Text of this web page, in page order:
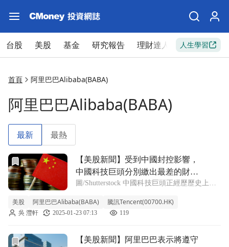
台股 美股 基金 研究報告 理財達人 新手入門
人生學習
首頁 阿里巴巴Alibaba(BABA)
阿里巴巴Alibaba(BABA)
最新 最熱
前往【美股新聞】受到中國封控影響，中國科技巨頭分別繳
【美股新聞】受到中國封控影響，
中國科技巨頭分別繳出最差的財務
表現 (2022.08.30)
圖/Shutterstock 中國科技巨頭正經歷歷史上最
策影響。 今年第二季，電子商務公司阿里巴
巴公佈了有史以來第一次的季度營收年持平，
美股 阿里巴巴Alibaba(BABA) 騰訊Tencent(00700.HK)
吳 灃軒 2025-01-23 07:13 119
前往【美股新聞】阿里巴巴表示將遵守法規以保障其能夠繼
【美股新聞】阿里巴巴表示將遵守